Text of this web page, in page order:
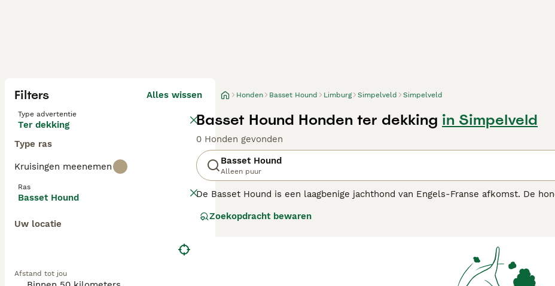
Filters Alles wissen
Type advertentie
Ter dekking
Type ras
Kruisingen meenemen
Ras
Basset Hound
Uw locatie
Afstand tot jou
Honden Basset Hound Limburg Simpelveld Simpelveld
Basset Hound Honden ter dekking in Simpelveld
0 Honden gevonden
Basset Hound
Alleen puur
De Basset Hound is een laagbenige jachthond van Engels-Franse afkomst. De
net zo op zijn gemak bij het haardvuur als buiten op de heide.
Zoekopdracht bewaren